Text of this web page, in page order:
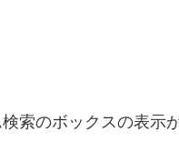
索のボックスの表示